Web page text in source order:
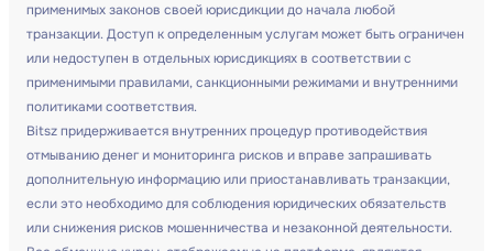
применимых законов своей юрисдикции до начала любой
транзакции. Доступ к определенным услугам может быть ограничен
или недоступен в отдельных юрисдикциях в соответствии с
применимыми правилами, санкционными режимами и внутренними
политиками соответствия.
Bitsz придерживается внутренних процедур противодействия
отмыванию денег и мониторинга рисков и вправе запрашивать
дополнительную информацию или приостанавливать транзакции,
если это необходимо для соблюдения юридических обязательств
или снижения рисков мошенничества и незаконной деятельности.